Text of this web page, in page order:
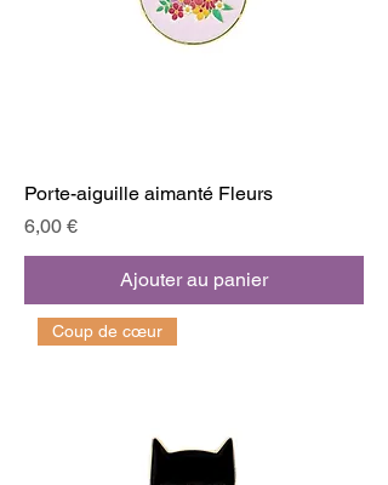
Porte-aiguille aimanté Fleurs
Prix
6,00 €
Ajouter au panier
Coup de cœur